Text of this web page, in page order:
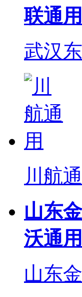
联通用
武汉
川航
山东金
沃通用
山东